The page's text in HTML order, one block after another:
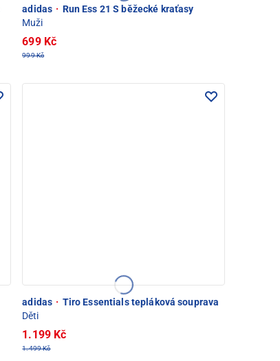
adidas · Run Ess 21 S běžecké kraťasy
Muži
699 Kč
999 Kč
adidas · Tiro Essentials tepláková souprava
Děti
1.199 Kč
1.499 Kč